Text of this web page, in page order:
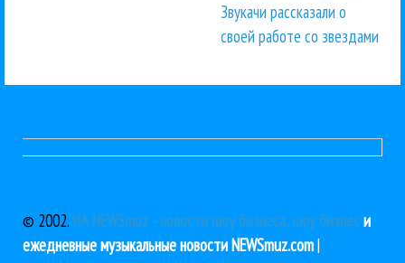
Звукачи рассказали о
своей работе со звездами
© 2002. ИА NEWSmuz - новости шоу бизнеса, шоу бизнеси
ежедневные музыкальные новости NEWSmuz.com|